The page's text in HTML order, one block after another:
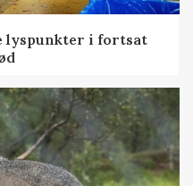
lyspunkter i fortsat